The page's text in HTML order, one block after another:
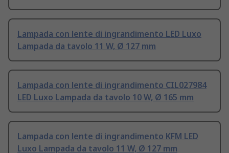
Lampada con lente di ingrandimento LED Luxo
Lampada da tavolo 11 W, Ø 127 mm
Lampada con lente di ingrandimento CIL027984
LED Luxo Lampada da tavolo 10 W, Ø 165 mm
Lampada con lente di ingrandimento KFM LED
Luxo Lampada da tavolo 11 W, Ø 127 mm